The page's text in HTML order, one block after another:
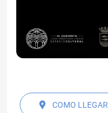
COMO LLEGAR